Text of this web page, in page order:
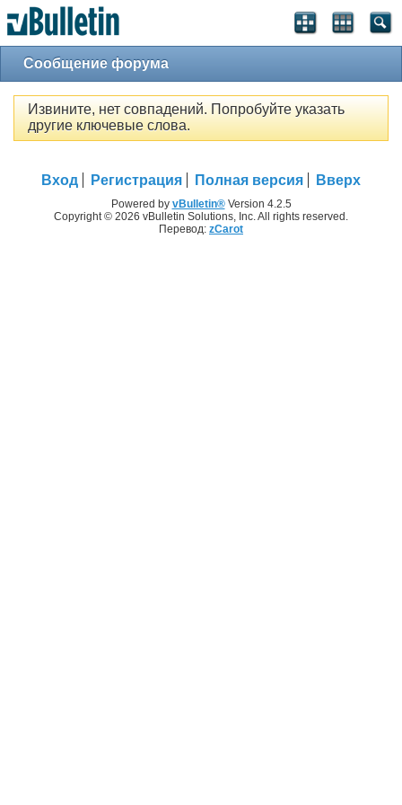
Сообщение форума
Извините, нет совпадений. Попробуйте указать
другие ключевые слова.
Вход Регистрация Полная версия Вверх
Powered by vBulletin®Version 4.2.5
Copyright © 2026 vBulletin Solutions, Inc. All rights reserved.
Перевод: zCarot